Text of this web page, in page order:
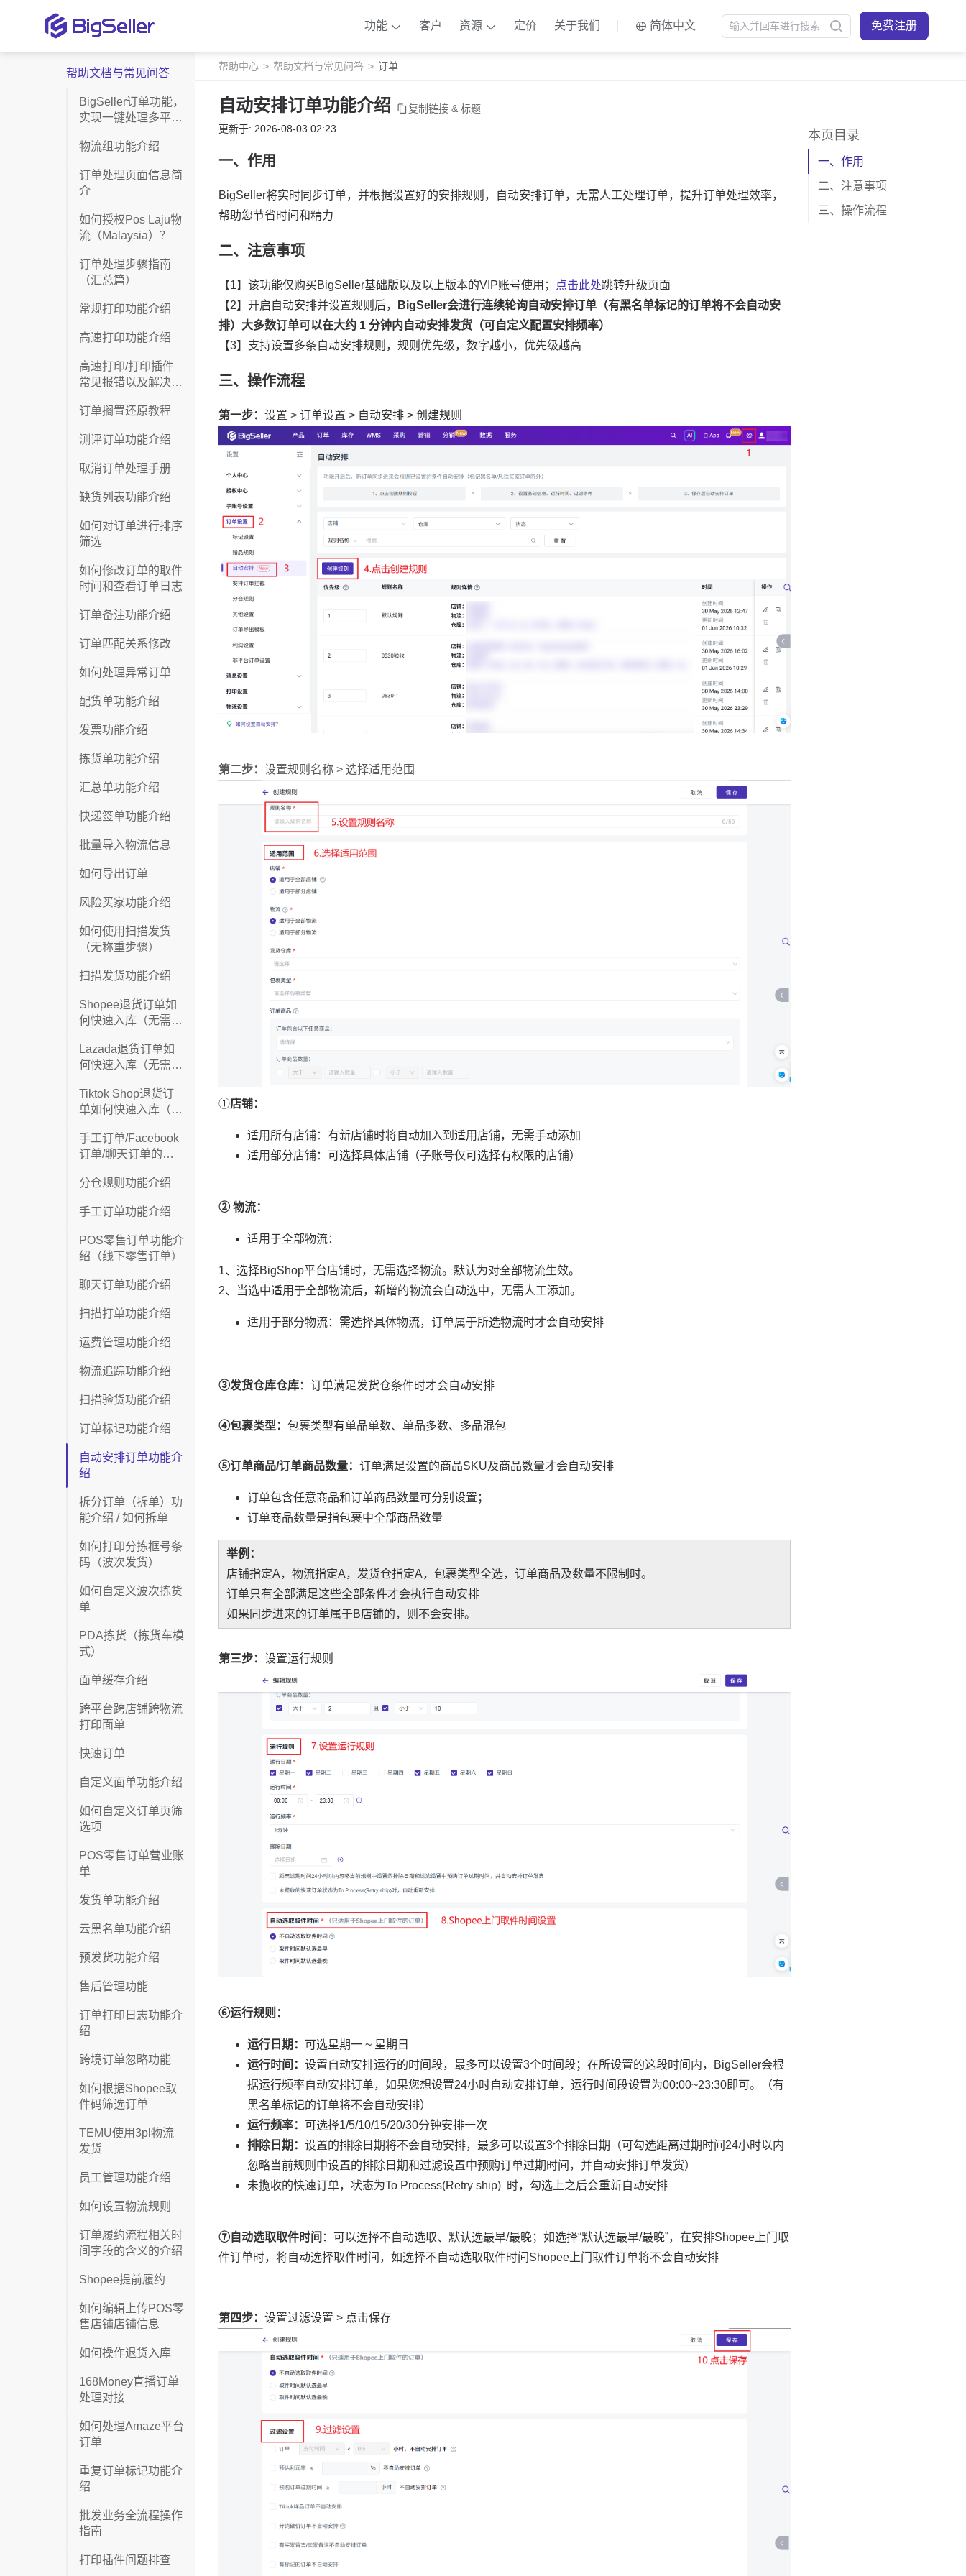
功能 客户 资源 定价 关于我们 简体中文 免费注册
帮助文档与常见问答
BigSeller订单功能，
实现一键处理多平台
物流组功能介绍
订单处理页面信息简
介
如何授权Pos Laju物
流（Malaysia）？
订单处理步骤指南
（汇总篇）
常规打印功能介绍
高速打印功能介绍
高速打印/打印插件
常见报错以及解决方
订单搁置还原教程
测评订单功能介绍
取消订单处理手册
缺货列表功能介绍
如何对订单进行排序
筛选
如何修改订单的取件
时间和查看订单日志
订单备注功能介绍
订单匹配关系修改
如何处理异常订单
配货单功能介绍
发票功能介绍
拣货单功能介绍
汇总单功能介绍
快递签单功能介绍
批量导入物流信息
如何导出订单
风险买家功能介绍
如何使用扫描发货
（无称重步骤）
扫描发货功能介绍
Shopee退货订单如
何快速入库（无需创
Lazada退货订单如
何快速入库（无需创
Tiktok Shop退货订
单如何快速入库（无
手工订单/Facebook
订单/聊天订单的退
（无需创建入库单）
分仓规则功能介绍
手工订单功能介绍
POS零售订单功能介
绍（线下零售订单）
聊天订单功能介绍
扫描打单功能介绍
运费管理功能介绍
物流追踪功能介绍
扫描验货功能介绍
订单标记功能介绍
自动安排订单功能介
绍
拆分订单（拆单）功
能介绍 / 如何拆单
如何打印分拣框号条
码（波次发货）
如何自定义波次拣货
单
PDA拣货（拣货车模
式）
面单缓存介绍
跨平台跨店铺跨物流
打印面单
快速订单
自定义面单功能介绍
如何自定义订单页筛
选项
POS零售订单营业账
单
发货单功能介绍
云黑名单功能介绍
预发货功能介绍
售后管理功能
订单打印日志功能介
绍
跨境订单忽略功能
如何根据Shopee取
件码筛选订单
TEMU使用3pl物流
发货
员工管理功能介绍
如何设置物流规则
订单履约流程相关时
间字段的含义的介绍
Shopee提前履约
如何编辑上传POS零
售店铺店铺信息
如何操作退货入库
168Money直播订单
处理对接
如何处理Amaze平台
订单
重复订单标记功能介
绍
批发业务全流程操作
指南
打印插件问题排查
帮助中心 帮助文档与常见问答 订单
本页目录
一、作用
二、注意事项
三、操作流程
自动安排订单功能介绍
复制链接 & 标题
更新于: 2026-08-03 02:23